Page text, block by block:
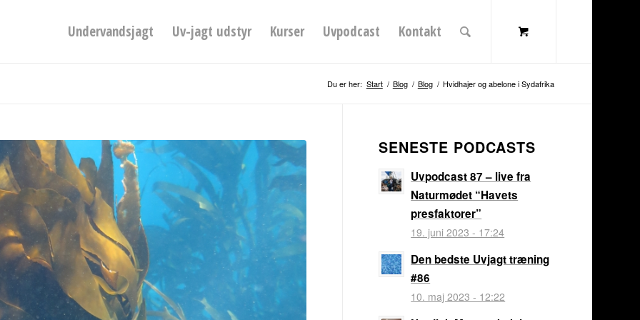
Undervandsjagt Uv-jagt udstyr Kurser Uvpodcast Kontakt
Du er her: Start / Blog / Blog / Hvidhajer og abelone i Sydafrika
SENESTE PODCASTS
Uvpodcast 87 – live fra
Naturmødet “Havets
presfaktorer”
19. juni 2023 - 17:24
Den bedste Uvjagt træning
#86
10. maj 2023 - 12:22